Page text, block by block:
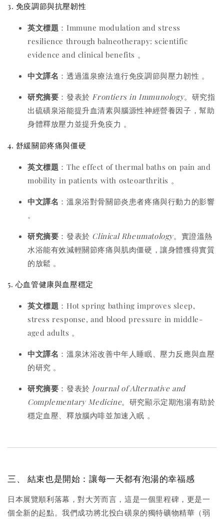
3. 免疫調節與抗壓韌性
英文標題 ：Immune modulation and stress
resilience through balneotherapy: scientific
evidence and clinical benefits 。
中文譯名 ：透過溫泉療法進行免疫調節與壓力韌性 。
研究摘要 ：發表於 Frontiers in Immunology。研究指
出硫磺泉浴能提升血清素與腦源性神經營養因子，幫助
身體釋放壓力並提升免疫力 。
4. 舒緩關節疼痛與僵硬
英文標題 ：The effect of thermal baths on pain and
mobility in patients with osteoarthritis 。
中文譯名 ：溫泉浴對骨關節炎患者疼痛與行動力的影響
。
研究摘要 ：發表於 Clinical Rheumatology。實證溫熱
水浴能有效減輕關節疼痛與肌肉僵硬，讓身體獲得實質
的放鬆 。
5. 心血管健康與血壓穩定
英文標題 ：Hot spring bathing improves sleep,
stress response, and blood pressure in middle-
aged adults 。
中文譯名 ：溫泉沐浴改善中年人睡眠、壓力反應與血壓
的研究 。
研究摘要 ：發表於 Journal of Alternative and
Complementary Medicine。研究顯示定期泡湯有助於
穩定血壓、釋放腦內啡並加速入眠 。
三、 結束也是開始：讓每一天都有泡湯的幸福感
日本展覽順利落幕，對大芳而言，這是一個里程碑，更是一
個全新的起點。我們成功將北投白磺泉的獨特礦物精華（弱